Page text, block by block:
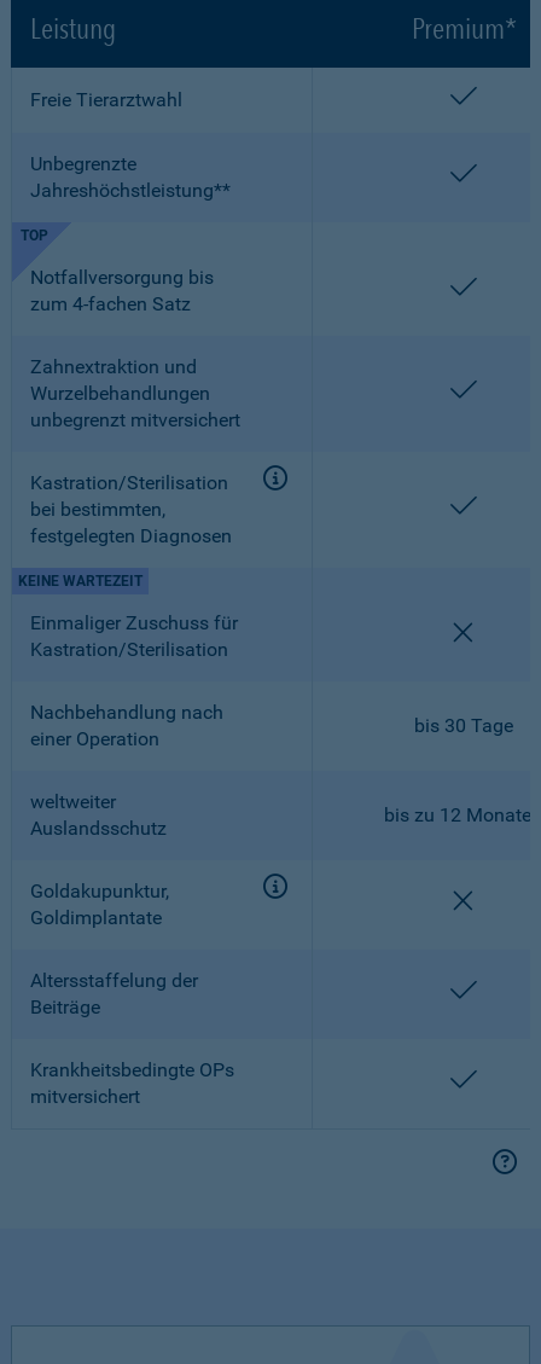
Leistung Premium*
Freie Tierarztwahl
Unbegrenzte
Jahreshöchstleistung**
Notfallversorgung bis
zum 4-fachen Satz
TOP
Zahnextraktion und
Wurzelbehandlungen
unbegrenzt mitversichert
Kastration/Sterilisation
bei bestimmten,
festgelegten Diagnosen
Einmaliger Zuschuss für
Kastration/Sterilisation
KEINE WARTEZEIT
Nachbehandlung nach
einer Operation
bis 30 Tage
weltweiter
Auslandsschutz
bis zu 12 Monaten
Goldakupunktur,
Goldimplantate
Altersstaffelung der
Beiträge
Krankheitsbedingte OPs
mitversichert